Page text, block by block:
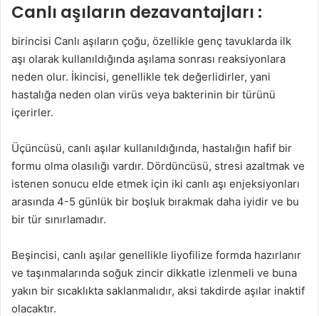
Canlı aşıların dezavantajları :
birincisi Canlı aşıların çoğu, özellikle genç tavuklarda ilk
aşı olarak kullanıldığında aşılama sonrası reaksiyonlara
neden olur. İkincisi, genellikle tek değerlidirler, yani
hastalığa neden olan virüs veya bakterinin bir türünü
içerirler.
Üçüncüsü, canlı aşılar kullanıldığında, hastalığın hafif bir
formu olma olasılığı vardır. Dördüncüsü, stresi azaltmak ve
istenen sonucu elde etmek için iki canlı aşı enjeksiyonları
arasında 4-5 günlük bir boşluk bırakmak daha iyidir ve bu
bir tür sınırlamadır.
Beşincisi, canlı aşılar genellikle liyofilize formda hazırlanır
ve taşınmalarında soğuk zincir dikkatle izlenmeli ve buna
yakın bir sıcaklıkta saklanmalıdır, aksi takdirde aşılar inaktif
olacaktır.